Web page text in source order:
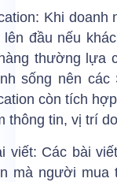
Khi doanh
lên đầu nếu
thường lựa
sống nên các
còn tích
thông tin, vị trí
viết: Các bài
mà người mua